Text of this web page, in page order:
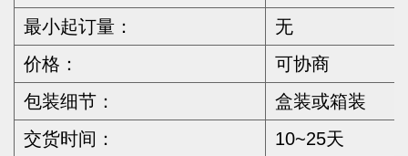
最小起订量：
无
价格：
可协商
包装细节：
盒装或箱装
交货时间：
10~25天